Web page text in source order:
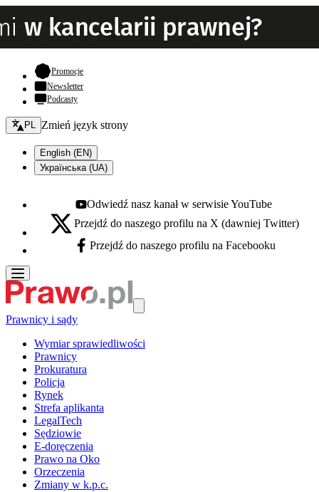
Promocje- otwiera się w nowej karcie
Newsletter
Podcasty
Zmień język - bieżący:
PL Zmień język strony
English (EN)
Українська (UA)
Youtube - otwiera się w nowej karcie
Odwiedź nasz kanał w serwisie YouTube
X - otwiera się w nowej karcie
Przejdź do naszego profilu na X (dawniej Twitter)
Facebook - otwiera się w nowej karcie
Przejdź do naszego profilu na Facebooku
Prawnicy i sądy
Wymiar sprawiedliwości
Prawnicy
Prokuratura
Policja
Rynek
Strefa aplikanta
LegalTech
Sędziowie
E-doręczenia
Prawo na Oko
Orzeczenia
Zmiany w k.p.c.